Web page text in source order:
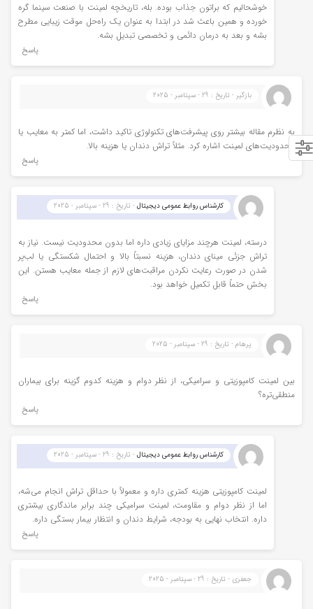
خوشحالیم که براتون جذاب بوده. بله، تاریخچه لمینت با صنعت سینما گره
خورده و همین باعث شد در ابتدا به عنوان یک راه‌حل موقت زیبایی مطرح
بشه و بعد به درمان دائمی و تخصصی تبدیل بشه.
پاسخ
بازگیر - تاریخ : 29 - سپتامبر - 2025
به نظرم مقاله بیشتر روی پیشرفت‌های تکنولوژی تاکید داشت، اما کمتر به معایب یا
محدودیت‌های لمینت اشاره کرد. مثلاً تراش دندان یا هزینه بالا.
پاسخ
کارشناس روابط عمومی دیجیتال - تاریخ : 29 - سپتامبر - 2025
درسته، لمینت هرچند مزایای زیادی داره اما بدون محدودیت نیست. نیاز به
تراش جزئی مینای دندان، هزینه نسبتاً بالا و احتمال شکستگی یا لب‌پر
شدن در صورت رعایت نکردن مراقبت‌های لازم از جمله معایب هستن. این
بخش حتماً قابل تکمیل خواهد بود.
پاسخ
پرهام - تاریخ : 29 - سپتامبر - 2025
بین لمینت کامپوزیتی و سرامیکی، از نظر دوام و هزینه کدوم گزینه برای بیماران
منطقی‌تره؟
پاسخ
کارشناس روابط عمومی دیجیتال - تاریخ : 29 - سپتامبر - 2025
لمینت کامپوزیتی هزینه کمتری داره و معمولاً با حداقل تراش انجام می‌شه،
اما از نظر دوام و مقاومت، لمینت سرامیکی چند برابر ماندگاری بیشتری
داره. انتخاب نهایی به بودجه، شرایط دندان و انتظار بیمار بستگی داره.
پاسخ
جعفری - تاریخ : 29 - سپتامبر - 2025